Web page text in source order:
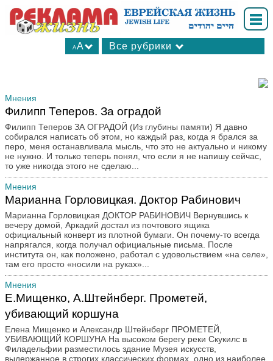
AA
Все рубрики
Для вас, женщины
Интересные факты
Калейдоскоп
Книжные новинки
Культхроники
Медицина
Мнения
Мода
Молодежная страница
Новости
По страницам романа
Политический ликбез
Преступление и наказание
Путешествия
Мнения
Филипп Теперов. За оградой
Филипп Теперов ЗА ОГРАДОЙ (Из глубины памяти) Я давно
собирался написать об этом, но каждый раз, когда я брался за
перо, меня останавливала мысль, что это не актуально и никому
не нужно. И только теперь понял, что если я не напишу сейчас,
то уже никогда этого не сделаю...
Мнения
Марианна Горловицкая. Доктор Рабинович
Марианна Горловицкая ДОКТОР РАБИНОВИЧ Вернувшись к
вечеру домой, Аркадий достал из почтового ящика
официальный конверт из плотной бумаги. Он почему-то всегда
напрягался, когда получал официальные письма. После
института он, как положено, работал с удовольствием «на селе»,
там его просто «носили на руках»...
Мнения
Е.Мищенко, А.Штейнберг. Прометей,
убивающий коршуна
Елена Мищенко и Александр Штейнберг ПРОМЕТЕЙ,
УБИВАЮЩИЙ КОРШУНА На высоком берегу реки Скукилс в
Филадельфии разместилось здание Музея искусств,
выдержанное в строгих классических формах, одно из наиболее